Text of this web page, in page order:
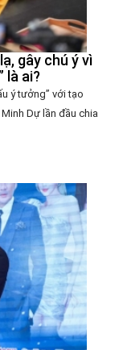
gây chú ý vì
là ai?
ý tưởng” với tạo
Dự lần đầu chia